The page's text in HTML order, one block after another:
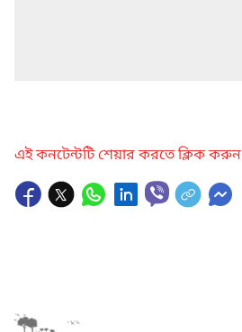
এই কনটেন্টটি শেয়ার করতে ক্লিক করুন